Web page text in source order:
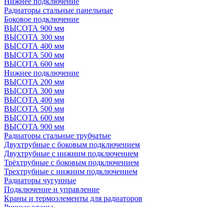
Радиаторы стальные панельные
Боковое подключение
ВЫСОТА 900 мм
ВЫСОТА 300 мм
ВЫСОТА 400 мм
ВЫСОТА 500 мм
ВЫСОТА 600 мм
Нижнее подключение
ВЫСОТА 200 мм
ВЫСОТА 300 мм
ВЫСОТА 400 мм
ВЫСОТА 500 мм
ВЫСОТА 600 мм
ВЫСОТА 900 мм
Радиаторы стальные трубчатые
Двухтрубные с боковым подключением
Двухтрубные с нижним подключением
Трёхтрубные с боковым подключением
Трехтрубные с нижним подключением
Радиаторы чугунные
Подключение и управление
Краны и термоэлементы для радиаторов